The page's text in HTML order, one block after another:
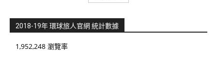
2018-19年 環球旅人官網 統計數據
1,952,248 瀏覽率